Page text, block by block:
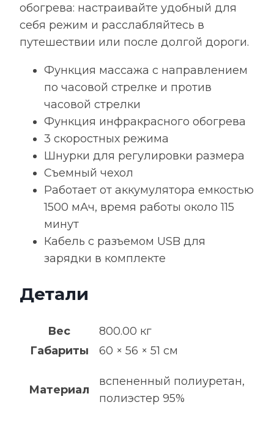
обогрева: настраивайте удобный для
себя режим и расслабляйтесь в
путешествии или после долгой дороги.
Функция массажа с направлением
по часовой стрелке и против
часовой стрелки
Функция инфракрасного обогрева
3 скоростных режима
Шнурки для регулировки размера
Съемный чехол
Работает от аккумулятора емкостью
1500 мАч, время работы около 115
минут
Кабель с разъемом USB для
зарядки в комплекте
Детали
Вес
800.00 кг
Габариты
60 × 56 × 51 см
Материал
вспененный полиуретан,
полиэстер 95%